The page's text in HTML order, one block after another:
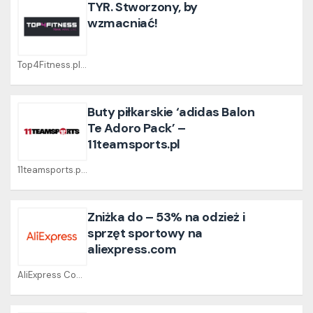
Top4Fitness.pl Coupons
TYR. Stworzony, by
wzmacniać!
11teamsports.pl Coupons
Buty piłkarskie ‘adidas Balon
Te Adoro Pack’ –
11teamsports.pl
AliExpress Coupons
Zniżka do – 53% na odzież i
sprzęt sportowy na
aliexpress.com